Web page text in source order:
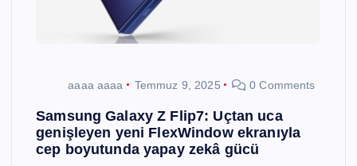
aaaa aaaa Temmuz 9, 2025 0 Comments
Samsung Galaxy Z Flip7: Uçtan uca
genişleyen yeni FlexWindow ekranıyla
cep boyutunda yapay zekâ gücü